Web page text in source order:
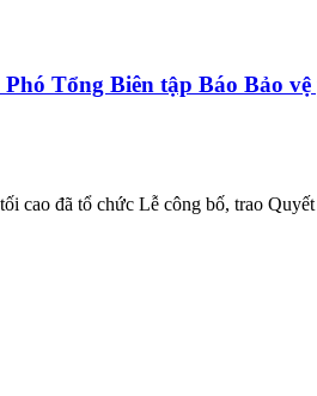
Tổng Biên tập Báo Bảo
cao đã tổ chức Lễ công bố, trao